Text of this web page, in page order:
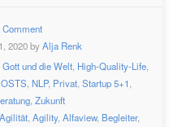
Comment
2020 byAlja Renk
Gott und die Welt, High-Quality-Life,
, NLP, Privat, Startup 5+1,
, Zukunft
Agilität, Agility, Alfaview, Begleiter,